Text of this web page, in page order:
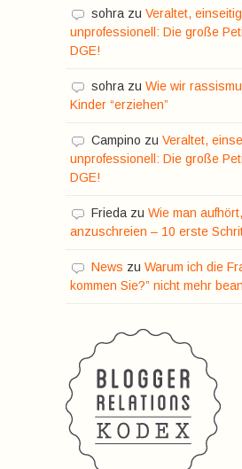
sohra zu Veraltet,
unprofessionell: Die große
DGE!
sohra zu Wie wir
Kinder “erziehen”
Campino zu Veraltet,
unprofessionell: Die große
DGE!
Frieda zu Wie man
anzuschreien – 10 erste
News zu Warum ich die
kommen Sie?” nicht mehr